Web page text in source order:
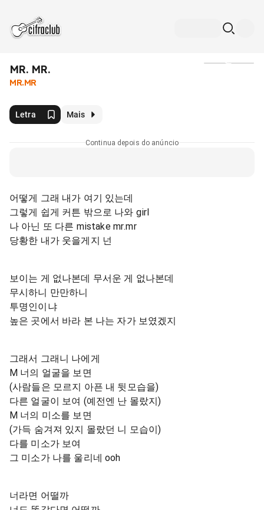
MR. MR.
MR.MR
Letra Mais
Continua depois do anúncio
어떻게 그래 내가 여기 있는데
그렇게 쉽게 커튼 밖으로 나와 girl
나 아닌 또 다른 mistake mr.mr
당황한 내가 웃을게지 넌
보이는 게 없나본데 무서운 게 없나본데
무시하니 만만하니
투명인이냐
높은 곳에서 바라 본 나는 자가 보였겠지
그래서 그래니 나에게
M 너의 얼굴을 보면
(사람들은 모르지 아픈 내 뒷모습을)
다른 얼굴이 보여 (예전엔 난 몰랐지)
M 너의 미소를 보면
(가득 숨겨져 있지 몰랐던 니 모습이)
다를 미소가 보여
그 미소가 나를 울리네 ooh
너라면 어떨까